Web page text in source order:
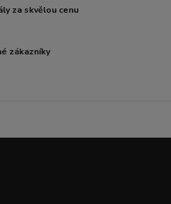
za skvělou cenu
zákazníky